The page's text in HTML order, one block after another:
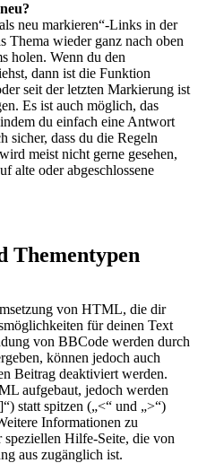
neu markieren“-Links in der
Thema wieder ganz nach oben
holen. Wenn du den
dann ist die Funktion
seit der letzten Markierung ist
Es ist auch möglich, das
du einfach eine Antwort
sicher, dass du die Regeln
meist nicht gerne gesehen,
alte oder abgeschlossene
Thementypen
von HTML, die dir
für deinen Text
von BBCode werden durch
können jedoch auch
Beitrag deaktiviert werden.
aufgebaut, jedoch werden
statt spitzen („<“ und „>“)
Informationen zu
Hilfe-Seite, die von
aus zugänglich ist.